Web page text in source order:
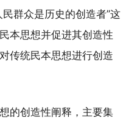
群众是历史的创造者”这
本思想并促进其创造性
传统民本思想进行创造
的创造性阐释，主要集